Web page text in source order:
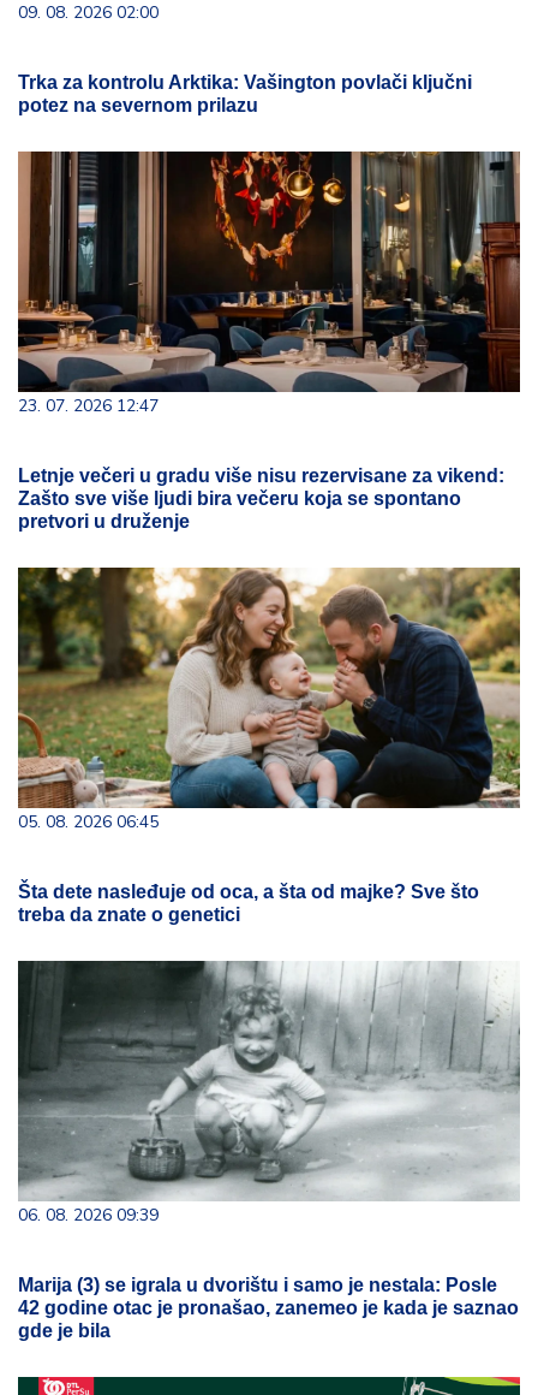
09. 08. 2026 02:00
Trka za kontrolu Arktika: Vašington povlači ključni
potez na severnom prilazu
23. 07. 2026 12:47
Letnje večeri u gradu više nisu rezervisane za vikend:
Zašto sve više ljudi bira večeru koja se spontano
pretvori u druženje
05. 08. 2026 06:45
Šta dete nasleđuje od oca, a šta od majke? Sve što
treba da znate o genetici
06. 08. 2026 09:39
Marija (3) se igrala u dvorištu i samo je nestala: Posle
42 godine otac je pronašao, zanemeo je kada je saznao
gde je bila